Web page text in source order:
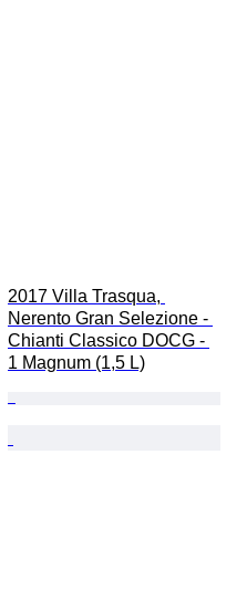
2017 Villa Trasqua,
Nerento Gran Selezione -
Chianti Classico DOCG -
1 Magnum (1,5 L)